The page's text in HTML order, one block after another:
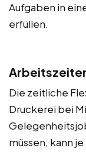
Aufgaben in
erfüllen.
Die zeitliche
Druckerei bei
müssen, kann